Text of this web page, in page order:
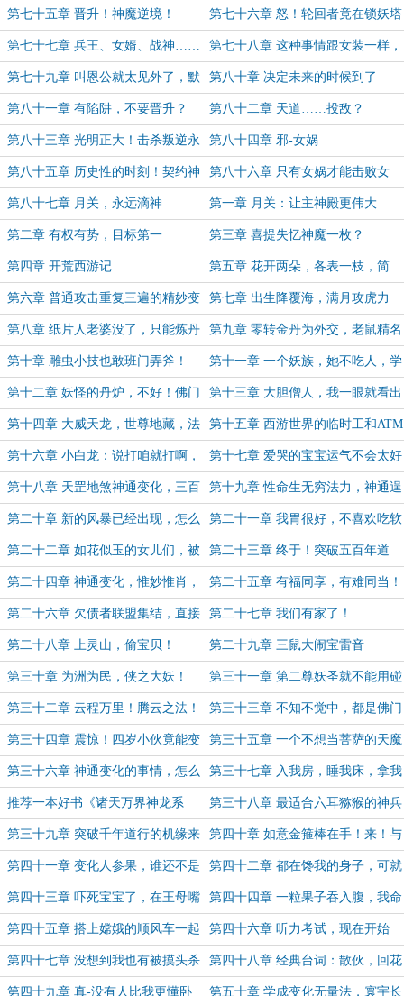
第七十五章 晋升！神魔逆境！ 第七十六章 怒！轮回者竟在锁妖塔
睡狗窝！月关一声令下……
第七十七章 兵王、女婿、战神……
齐活了！
第七十八章 这种事情跟女装一样，
只有零次和无数次
第七十九章 叫恩公就太见外了，默
默放在心里就好
第八十章 决定未来的时候到了
第八十一章 有陷阱，不要晋升？ 第八十二章 天道……投敌？
第八十三章 光明正大！击杀叛逆永
寿！
第八十四章 邪-女娲
第八十五章 历史性的时刻！契约神
魔无名！
第八十六章 只有女娲才能击败女
娲！
第八十七章 月关，永远滴神 第一章 月关：让主神殿更伟大
第二章 有权有势，目标第一 第三章 喜提失忆神魔一枚？
第四章 开荒西游记 第五章 花开两朵，各表一枝，简
称……
第六章 普通攻击重复三遍的精妙变
化！
第七章 出生降覆海，满月攻虎力
第八章 纸片人老婆没了，只能炼丹
维持生活
第九章 零转金丹为外交，老鼠精名
母杰瑞
第十章 雕虫小技也敢班门弄斧！ 第十一章 一个妖族，她不吃人，学
起外语了！
第十二章 妖怪的丹炉，不好！佛门
的丹炉，好！我爱佛门！
第十三章 大胆僧人，我一眼就看出
来，你不是妖！
第十四章 大威天龙，世尊地藏，法
咒就是要威风！
第十五章 西游世界的临时工和ATM
——龙宫！
第十六章 小白龙：说打咱就打啊，
四海龙宫不低头啊！
第十七章 爱哭的宝宝运气不会太好
第十八章 天罡地煞神通变化，三百
年道行大进！
第十九章 性命生无穷法力，神通逞
不尽威风！
第二十章 新的风暴已经出现，怎么
能够停滞不前？
第二十一章 我胃很好，不喜欢吃软
饭
第二十二章 如花似玉的女儿们，被
弄哭了
第二十三章 终于！突破五百年道
行！天赋神通！
第二十四章 神通变化，惟妙惟肖，
终于有六耳猕猴那味了！
第二十五章 有福同享，有难同当！
第二十六章 欠债者联盟集结，直接
碰瓷妖圣
第二十七章 我们有家了！
第二十八章 上灵山，偷宝贝！ 第二十九章 三鼠大闹宝雷音
第三十章 为洲为民，侠之大妖！ 第三十一章 第二尊妖圣就不能用碰
瓷了，要用攀比之心
第三十二章 云程万里！腾云之法！ 第三十三章 不知不觉中，都是佛门
的形状
第三十四章 震惊！四岁小伙竟能变
化菩萨克星……
第三十五章 一个不想当菩萨的天魔
不是好猴子
第三十六章 神通变化的事情，怎么
能叫女装呢？
第三十七章 入我房，睡我床，拿我
棒子，怎么可以这样！
推荐一本好书《诸天万界神龙系
统》
第三十八章 最适合六耳猕猴的神兵
第三十九章 突破千年道行的机缘来
了！
第四十章 如意金箍棒在手！来！与
我一战！
第四十一章 变化人参果，谁还不是
个宝宝……
第四十二章 都在馋我的身子，可就
是吃不到~
第四十三章 吓死宝宝了，在王母嘴
边七进七出
第四十四章 一粒果子吞入腹，我命
再也不由我
第四十五章 搭上嫦娥的顺风车一起
下界
第四十六章 听力考试，现在开始
第四十七章 没想到我也有被摸头杀
的时候！
第四十八章 经典台词：散伙，回花
果山！
第四十九章 真-没有人比我更懂卧 第五十章 学成变化无量法，寰宇长